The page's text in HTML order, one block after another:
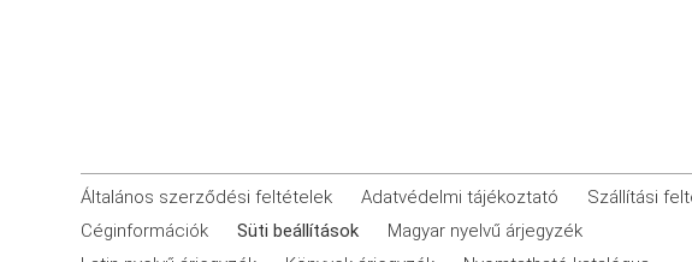
Általános szerződési feltételek Adatvédelmi tájékoztató
Szállítási
Céginformációk
Süti beállítások
Magyar nyelvű árjegyzék